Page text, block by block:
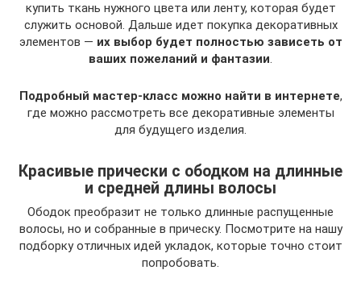
купить ткань нужного цвета или ленту, которая будет
служить основой. Дальше идет покупка декоративных
элементов — их выбор будет полностью зависеть от
ваших пожеланий и фантазии.
Подробный мастер-класс можно найти в интернете,
где можно рассмотреть все декоративные элементы
для будущего изделия.
Красивые прически с ободком на длинные
и средней длины волосы
Ободок преобразит не только длинные распущенные
волосы, но и собранные в прическу. Посмотрите на нашу
подборку отличных идей укладок, которые точно стоит
попробовать.